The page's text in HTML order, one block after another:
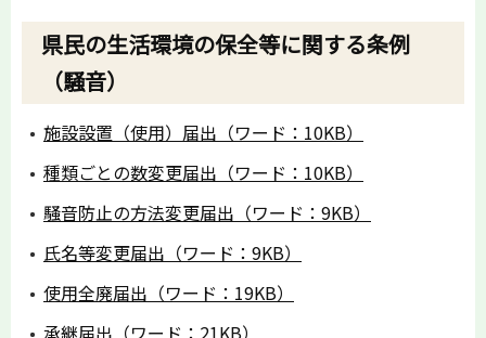
県民の生活環境の保全等に関する条例
（騒音）
施設設置（使用）届出（ワード：10KB）
種類ごとの数変更届出（ワード：10KB）
騒音防止の方法変更届出（ワード：9KB）
氏名等変更届出（ワード：9KB）
使用全廃届出（ワード：19KB）
承継届出（ワード：21KB）